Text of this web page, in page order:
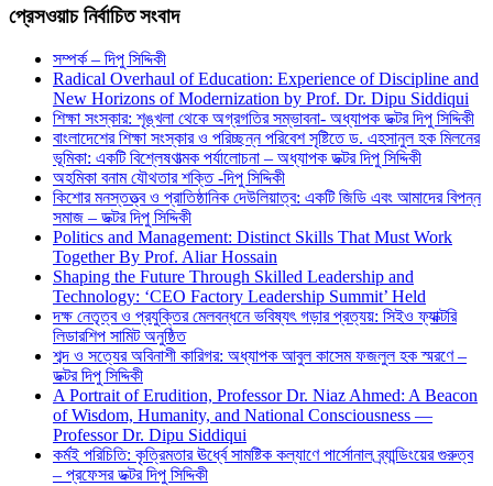
প্রেসওয়াচ নির্বাচিত সংবাদ
সম্পর্ক – দিপু সিদ্দিকী
Radical Overhaul of Education: Experience of Discipline and
New Horizons of Modernization by Prof. Dr. Dipu Siddiqui
শিক্ষা সংস্কার: শৃঙ্খলা থেকে অগ্রগতির সম্ভাবনা- অধ্যাপক ডক্টর দিপু সিদ্দিকী
বাংলাদেশের শিক্ষা সংস্কার ও পরিচ্ছন্ন পরিবেশ সৃষ্টিতে ড. এহসানুল হক মিলনের
ভূমিকা: একটি বিশ্লেষণাত্মক পর্যালোচনা – অধ্যাপক ডক্টর দিপু সিদ্দিকী
অহমিকা বনাম যৌথতার শক্তি -দিপু সিদ্দিকী
কিশোর মনস্তত্ত্ব ও প্রাতিষ্ঠানিক দেউলিয়াত্ব: একটি জিডি এবং আমাদের বিপন্ন
সমাজ – ডক্টর দিপু সিদ্দিকী
Politics and Management: Distinct Skills That Must Work
Together By Prof. Aliar Hossain
Shaping the Future Through Skilled Leadership and
Technology: ‘CEO Factory Leadership Summit’ Held
দক্ষ নেতৃত্ব ও প্রযুক্তির মেলবন্ধনে ভবিষ্যৎ গড়ার প্রত্যয়: সিইও ফ্যাক্টরি
লিডারশিপ সামিট অনুষ্ঠিত
শব্দ ও সত্যের অবিনাশী কারিগর: অধ্যাপক আবুল কাসেম ফজলুল হক স্মরণে –
ডক্টর দিপু সিদ্দিকী
A Portrait of Erudition, Professor Dr. Niaz Ahmed: A Beacon
of Wisdom, Humanity, and National Consciousness —
Professor Dr. Dipu Siddiqui
কর্মই পরিচিতি: কৃত্রিমতার ঊর্ধ্বে সামষ্টিক কল্যাণে পার্সোনাল ব্র্যান্ডিংয়ের গুরুত্ব
– প্রফেসর ডক্টর দিপু সিদ্দিকী